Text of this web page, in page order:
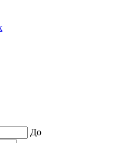
До